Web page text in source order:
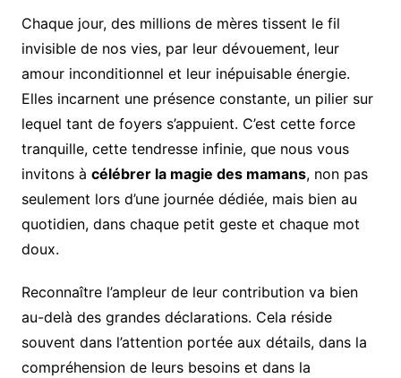
Chaque jour, des millions de mères tissent le fil
invisible de nos vies, par leur dévouement, leur
amour inconditionnel et leur inépuisable énergie.
Elles incarnent une présence constante, un pilier sur
lequel tant de foyers s’appuient. C’est cette force
tranquille, cette tendresse infinie, que nous vous
invitons à célébrer la magie des mamans, non pas
seulement lors d’une journée dédiée, mais bien au
quotidien, dans chaque petit geste et chaque mot
doux.
Reconnaître l’ampleur de leur contribution va bien
au-delà des grandes déclarations. Cela réside
souvent dans l’attention portée aux détails, dans la
compréhension de leurs besoins et dans la